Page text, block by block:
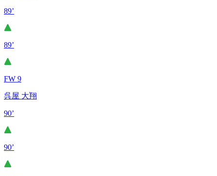
89’
89’
FW 9
呉屋 大翔
90’
90’